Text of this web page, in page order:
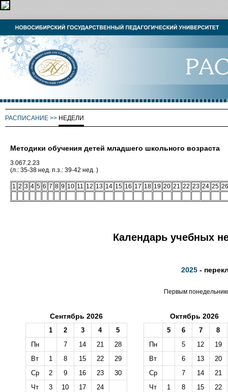
РАСПИСАНИЕ >> НЕДЕЛИ
Методики обучения детей младшего школьного возраста
3.067.2.23
(л.: 35-38 нед. п.з.: 39-42 нед. )
1 2 3 4 5 6 7 8 9 10 11 12 13 14 15 16 17 18 19 20 21 22 23 24 25 26
Календарь учебных
2025 -
Первым
Сентябрь 2026
1 2 3 4
5
Пн
7 14 21
28
Вт
1 8 15 22
29
Ср
2 9 16 23
30
Чт
3 10 17
24
Октябрь 2026
5 6 7
8
Пн
5 12
19
Вт
6 13
20
Ср
7 14
21
Чт
1 8 15
22